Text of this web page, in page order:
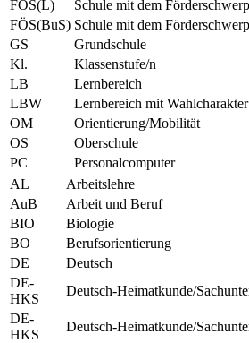
FÖS(L)
Schule mit dem
FÖS(BuS) Schule mit dem
GS
Grundschule
Kl.
Klassenstufe/n
LB
Lernbereich
LBW
Lernbereich mit Wahlcharakter
OM
Orientierung/Mobilität
OS
Oberschule
PC
Personalcomputer
AL
Arbeitslehre
AuB
Arbeit und Beruf
BIO
Biologie
BO
Berufsorientierung
DE
Deutsch
DE-
HKS
Deutsch-Heimatkunde/
DE-
HKS
Deutsch-Heimatkunde/